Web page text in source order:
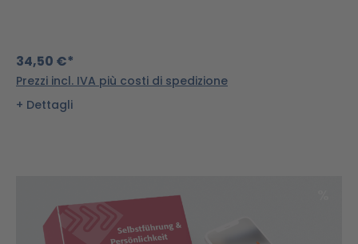
34,50 €*
Prezzi incl. IVA più costi di spedizione
Dettagli